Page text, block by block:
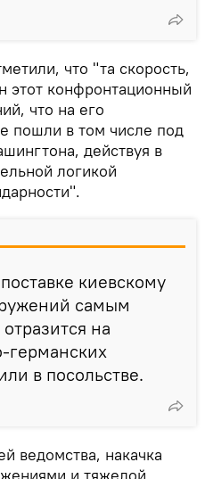
что "та скорость,
этот конфронтационный
что на его
пошли в том числе под
действуя в
логикой
киевскому
самым
на
германских
в посольстве.
ведомства, накачка
и тяжелой